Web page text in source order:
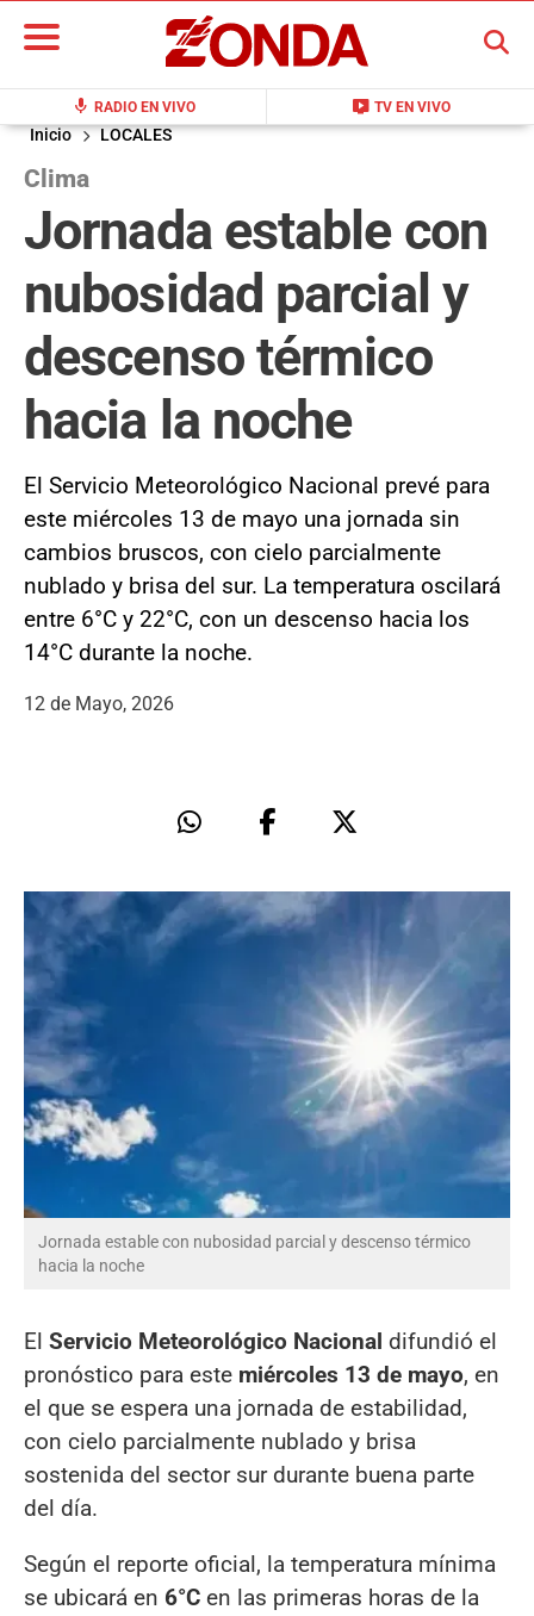
mic RADIO EN VIVO live_tv TV EN VIVO
BUSCAR
Inicio LOCALES
Clima
Jornada estable con
nubosidad parcial y
descenso térmico
hacia la noche
El Servicio Meteorológico Nacional prevé para
este miércoles 13 de mayo una jornada sin
cambios bruscos, con cielo parcialmente
nublado y brisa del sur. La temperatura oscilará
entre 6°C y 22°C, con un descenso hacia los
14°C durante la noche.
12 de Mayo, 2026
Jornada estable con nubosidad parcial y descenso térmico
hacia la noche
El Servicio Meteorológico Nacional difundió el
pronóstico para este miércoles 13 de mayo, en
el que se espera una jornada de estabilidad,
con cielo parcialmente nublado y brisa
sostenida del sector sur durante buena parte
del día.
Según el reporte oficial, la temperatura mínima
se ubicará en 6°C en las primeras horas de la